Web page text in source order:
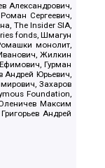
Александрович,
Сергеевич,
The Insider SIA,
fonds, Шмагун
монолит,
Жилкин
Гурман
Андрей Юрьевич,
Захаров
Foundation,
Максим
Андрей